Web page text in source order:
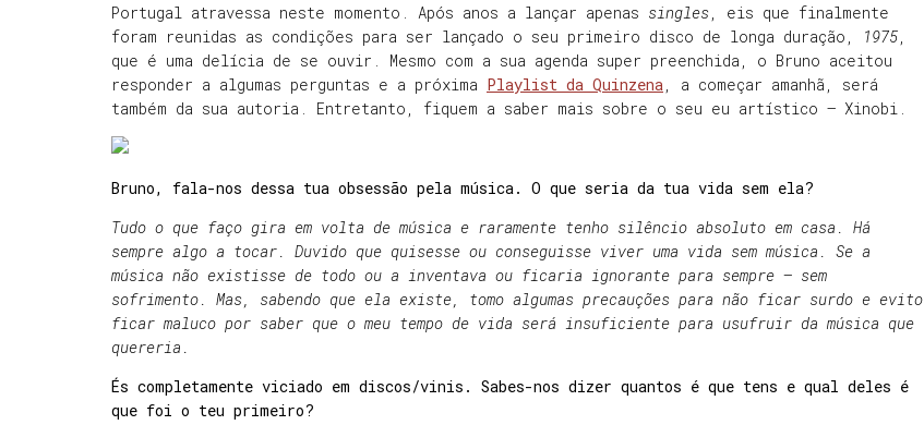
Portugal atravessa neste momento. Após anos a lançar apenas singles , eis que finalmente
foram reunidas as condições para ser lançado o seu primeiro disco de longa duração,
1975,
que é uma delícia de se ouvir. Mesmo com a sua agenda super preenchida, o Bruno aceitou
responder a algumas perguntas e a próxima Playlist da Quinzena, a começar amanhã, será
também da sua autoria. Entretanto, fiquem a saber mais sobre o seu eu artístico – Xinobi.
Bruno, fala-nos dessa tua obsessão pela música. O que seria da tua vida sem ela?
Tudo o que faço gira em volta de música e raramente tenho silêncio absoluto em casa. Há
sempre algo a tocar. Duvido que quisesse ou conseguisse viver uma vida sem música. Se a
música não existisse de todo ou a inventava ou ficaria ignorante para sempre – sem
sofrimento. Mas, sabendo que ela existe, tomo algumas precauções para não ficar surdo e evito
ficar maluco por saber que o meu tempo de vida será insuficiente para usufruir da música que
quereria.
És completamente viciado em discos/vinis. Sabes-nos dizer quantos é que tens e qual deles é
que foi o teu primeiro?